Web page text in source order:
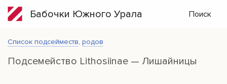
Бабочки Южного Урала Поиск
Список подсейместв, родов
Подсемейство Lithosiinae — Лишайницы